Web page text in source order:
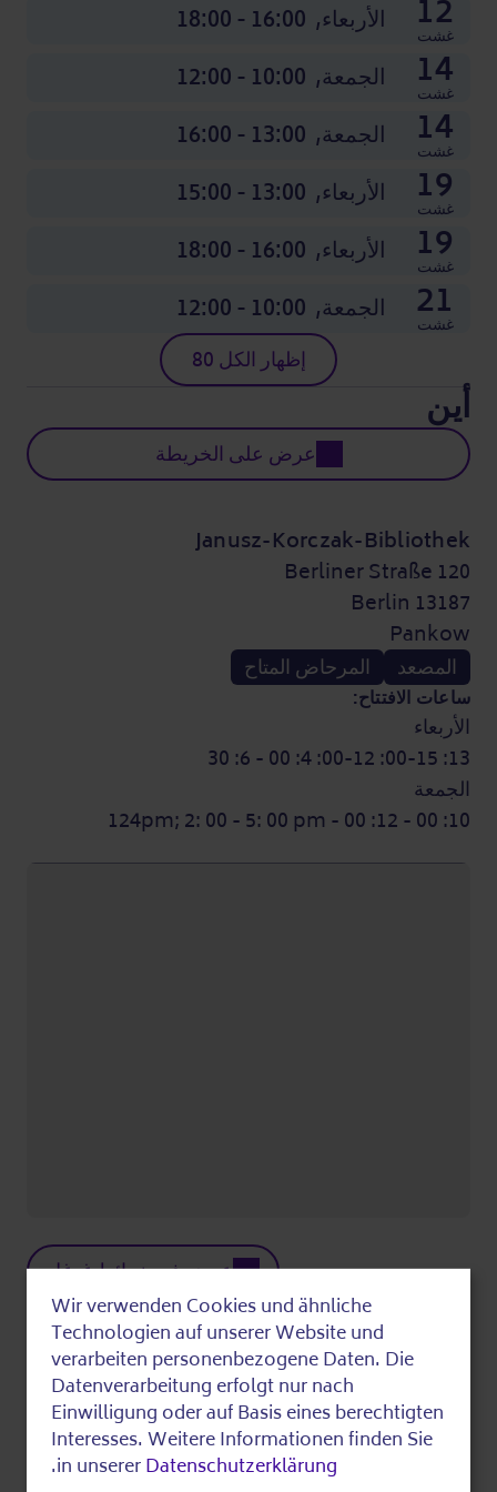
غشت الأربعاء, 16:00 - 18:00
14
غشت الجمعة, 10:00 - 12:00
14
غشت الجمعة, 13:00 - 16:00
19
غشت الأربعاء, 13:00 - 15:00
19
غشت الأربعاء, 16:00 - 18:00
21
غشت الجمعة, 10:00 - 12:00
إظهار الكل 80
أين
عرض على الخريطة
Janusz-Korczak-Bibliothek
Berliner Straße 120
13187 Berlin
Pankow
المصعد
المرحاض المتاح
ساعات الافتتاح:
الأربعاء
13: 00-15: 00-12: 4: 00 - 6: 30
الجمعة
10: 00 - 12: 00 - 124pm; 2: 00 - 5: 00 pm
عرض في خرائط غوغل
M. Mehling
030 544 533 0 533 (Das Infotelefon von
of
personal
data
Wir verwenden Cookies und ähnliche
Technologien auf unserer Website und
verarbeiten personenbezogene Daten. Die
Datenverarbeitung erfolgt nur nach
Einwilligung oder auf Basis eines berechtigten
Interesses. Weitere Informationen finden Sie
in unsererDatenschutzerklärung
.